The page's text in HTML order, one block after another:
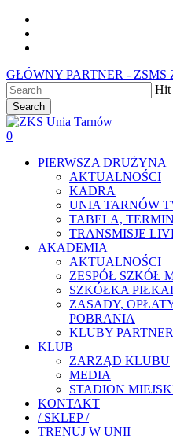
Skip
main
GŁÓWNY PARTNER -
Hit
Search
Close
Search
0
PIERWSZA DRUŻYNA
AKTUALNOŚCI
KADRA
UNIA TARNÓW
TABELA,
TRANSMISJE
AKADEMIA
AKTUALNOŚCI
ZESPÓŁ SZKÓŁ
SZKÓŁKA
ZASADY,
POBRANIA
KLUBY
KLUB
ZARZĄD KLUBU
MEDIA
STADION
KONTAKT
/ SKLEP /
TRENUJ W UNII